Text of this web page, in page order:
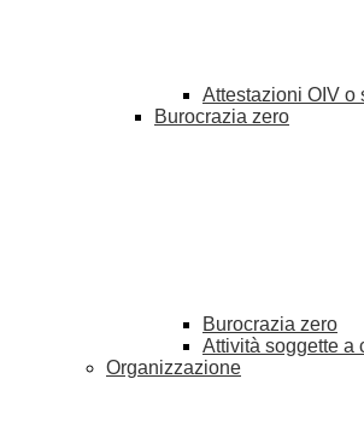
Attestazioni OIV o
Burocrazia zero
Burocrazia zero
Attività soggette a
Organizzazione